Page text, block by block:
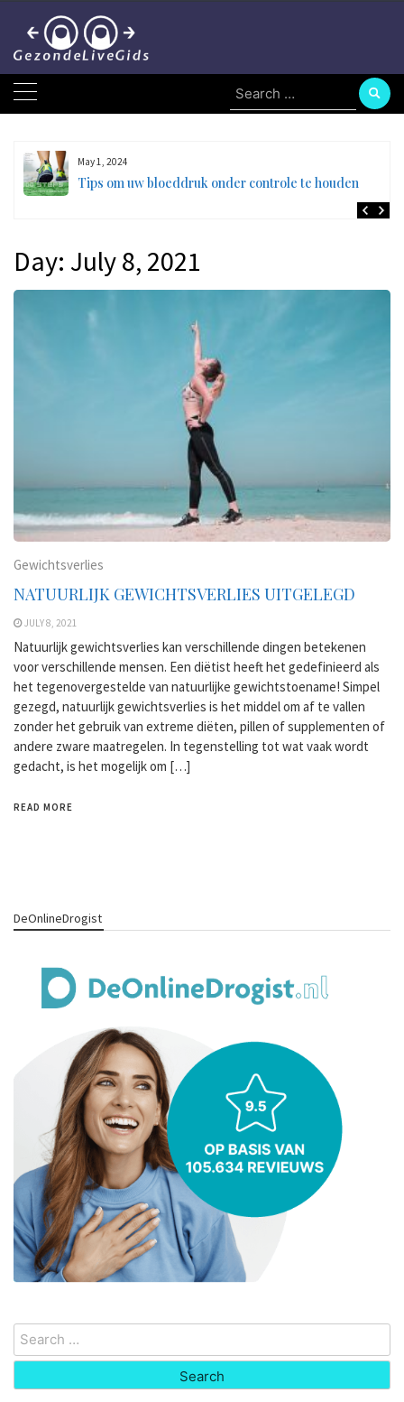
content
Search
for:
May 1, 2024
Tips om uw bloeddruk onder controle te houden
Day: July 8, 2021
Gewichtsverlies
NATUURLIJK GEWICHTSVERLIES UITGELEGD
JULY 8, 2021
Natuurlijk gewichtsverlies kan verschillende dingen betekenen
voor verschillende mensen. Een diëtist heeft het gedefinieerd als
het tegenovergestelde van natuurlijke gewichtstoename! Simpel
gezegd, natuurlijk gewichtsverlies is het middel om af te vallen
zonder het gebruik van extreme diëten, pillen of supplementen of
andere zware maatregelen. In tegenstelling tot wat vaak wordt
gedacht, is het mogelijk om […]
READ MORE
DeOnlineDrogist
Search
for: